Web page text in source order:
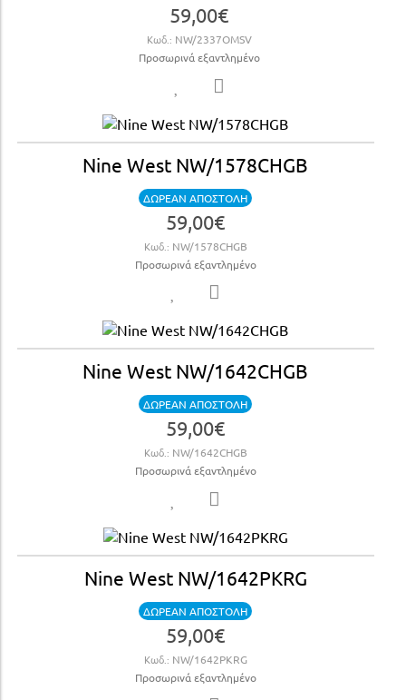
59,00€
Κωδ.: NW/2337OMSV
Προσωρινά εξαντλημένο
Nine West NW/1578CHGB
ΔΩΡΕΑΝ ΑΠΟΣΤΟΛΗ
59,00€
Κωδ.: NW/1578CHGB
Προσωρινά εξαντλημένο
Nine West NW/1642CHGB
ΔΩΡΕΑΝ ΑΠΟΣΤΟΛΗ
59,00€
Κωδ.: NW/1642CHGB
Προσωρινά εξαντλημένο
Nine West NW/1642PKRG
ΔΩΡΕΑΝ ΑΠΟΣΤΟΛΗ
59,00€
Κωδ.: NW/1642PKRG
Προσωρινά εξαντλημένο